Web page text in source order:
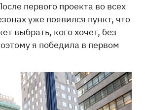
первого проекта во всех
уже появился пункт, что
выбрать, кого хочет, без
я победила в первом